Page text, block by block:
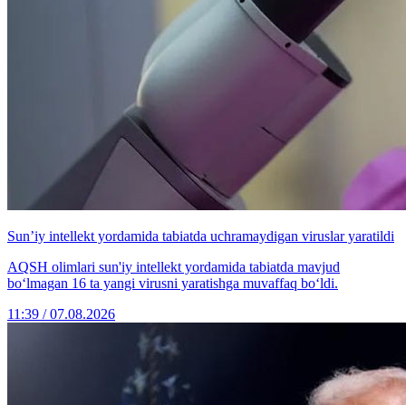
Sun’iy intellekt yordamida tabiatda uchramaydigan viruslar yaratildi
AQSH olimlari sun'iy intellekt yordamida tabiatda mavjud
bo‘lmagan 16 ta yangi virusni yaratishga muvaffaq bo‘ldi.
11:39 / 07.08.2026